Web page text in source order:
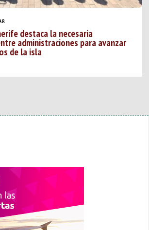
destaca la necesaria
administraciones para avanzar
de la isla